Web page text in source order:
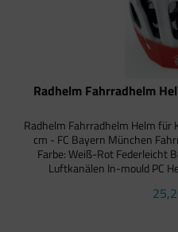
Radhelm Fahrradhelm
Radhelm Fahrradhelm Helm
cm - FC Bayern München
Farbe: Weiß-Rot Federleicht
Luftkanälen In-mould PC